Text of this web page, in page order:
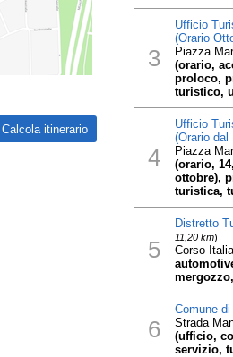
3
Ufficio
(Orario
Piazza
(orario,
proloco,
turistico,
4
Ufficio
(Orario dal
Piazza
(orario,
ottobre),
turistica,
5
Distretto
11,20 km)
Corso
6
Comune
Strada
(ufficio,
servizio,